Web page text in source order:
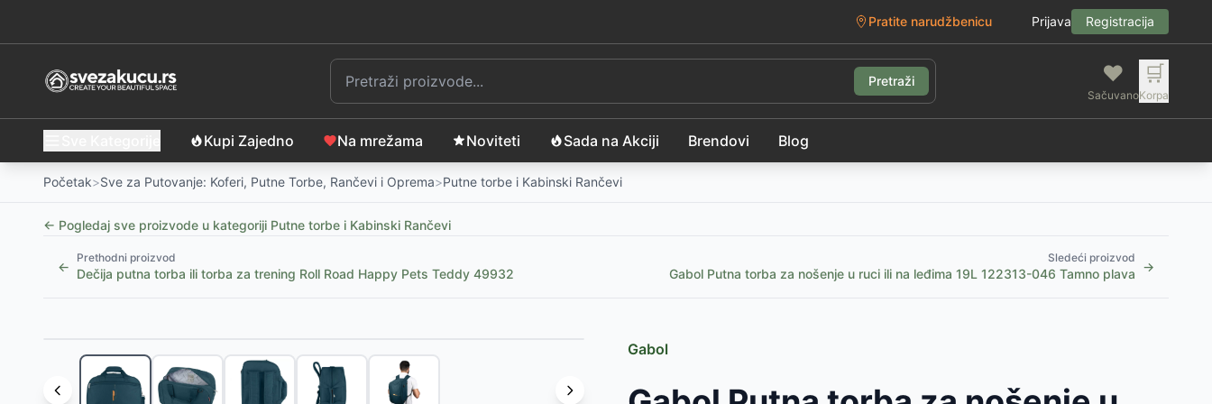
Pratite narudžbenicu Prijava Registracija
Pretraži ❤️
Sačuvano
🛒
Korpa
Kupi Zajedno Na mrežama Noviteti Sada na Akciji Brendovi Blog
Početak>Sve za Putovanje: Koferi, Putne Torbe, Rančevi i Oprema>Putne torbe i Kabinski Rančevi
← Pogledaj sve proizvode u kategoriji Putne torbe i Kabinski Rančevi
←
Prethodni proizvod
Dečija putna torba ili torba za trening Roll Road Happy Pets Teddy 49932
Sledeći proizvod
Gabol Putna torba za nošenje u ruci ili na leđima 19L 122313-046 Tamno plava →
Putna torba 55cm Pepe Jeans Mia light pink 60736
-4599
Dečija putna ili sportska torba Disney Minnie Flowers blue 43132
RSD
Gabol